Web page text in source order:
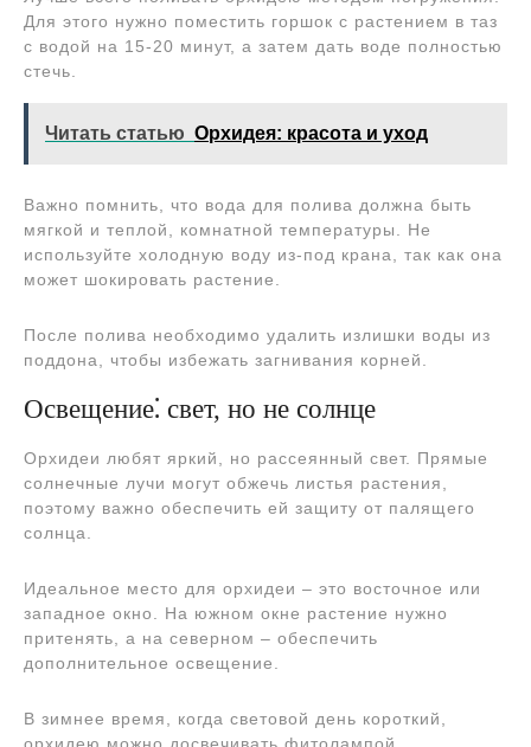
Для этого нужно поместить горшок с растением в таз
с водой на 15-20 минут, а затем дать воде полностью
стечь.
Читать статью Орхидея: красота и уход
Важно помнить, что вода для полива должна быть
мягкой и теплой, комнатной температуры. Не
используйте холодную воду из-под крана, так как она
может шокировать растение.
После полива необходимо удалить излишки воды из
поддона, чтобы избежать загнивания корней.
Освещение⁚ свет, но не солнце
Орхидеи любят яркий, но рассеянный свет. Прямые
солнечные лучи могут обжечь листья растения,
поэтому важно обеспечить ей защиту от палящего
солнца.
Идеальное место для орхидеи – это восточное или
западное окно. На южном окне растение нужно
притенять, а на северном – обеспечить
дополнительное освещение.
В зимнее время, когда световой день короткий,